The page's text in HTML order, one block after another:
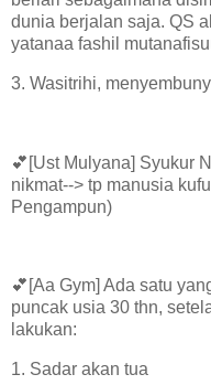
dunia berjalan saja. QS
yatanaa fashil
3. Wasitrihi,
💕[Ust Mulyana] Syukur
nikmat--> tp manusia
Pengampun)
💕[Aa Gym] Ada satu
puncak usia 30 thn,
lakukan:
1. Sadar akan tua